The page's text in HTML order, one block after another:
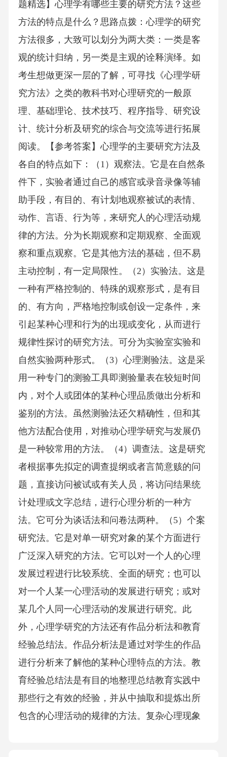
题精选】心理学有哪些主要的研究方法？这些
方法的特点是什么？思路点拨：心理学的研究
方法很多，大致可以划分为两大类：一类是客
观的统计归纳，另一类是主观的诠释演绎。如
考生想做更深一层的了解，可寻找《心理学研
究方法》之类的教科书对心理研究的一般原
理、基础理论、技术技巧、程序指导、研究设
计、统计分析及研究的综合与交流等进行拓展
阅读。【参考答案】心理学的主要研究方法及
各自的特点如下：（1）观察法。它是在自然条
件下，实验者通过自己的感官或录音录像等辅
助手段，有目的、有计划地观察被试的表情、
动作、言语、行为等，来研究人的心理活动规
律的方法。分为长期观察和定期观察、全面观
察和重点观察。它是其他方法的基础，但不易
主动控制，有一定局限性。（2）实验法。这是
一种有严格控制的、特殊的观察形式，是有目
的、有方向，严格地控制或创设一定条件，来
引起某种心理和行为的出现或变化，从而进行
规律性探讨的研究方法。可分为实验室实验和
自然实验两种形式。（3）心理测验法。这是采
用一种专门的测验工具即测验量表在较短时间
内，对个人或团体的某种心理品质做出分析和
鉴别的方法。虽然测验法还欠精确性，但和其
他方法配合使用，对推动心理学研究与发展仍
是一种较常用的方法。（4）调查法。这是研究
者根据事先拟定的调查提纲或者言简意赅的问
题，直接访问被试或有关人员，将访问结果统
计处理或文字总结，进行心理分析的一种方
法。它可分为谈话法和问卷法两种。（5）个案
研究法。它是对单一研究对象的某个方面进行
广泛深入研究的方法。它可以对一个人的心理
发展过程进行比较系统、全面的研究；也可以
对一个人某一心理活动的发展进行研究；或对
某几个人同一心理活动的发展进行研究。此
外，心理学研究的方法还有作品分析法和教育
经验总结法。作品分析法是通过对学生的作品
进行分析来了解他的某种心理特点的方法。教
育经验总结法是有目的地整理总结教育实践中
那些行之有效的经验，并从中抽取和提炼出所
包含的心理活动的规律的方法。复杂心理现象